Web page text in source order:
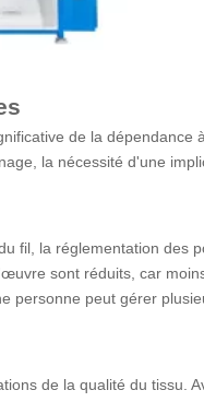
de la
la nécessité d'une
fil, la réglementation des
sont réduits, car
peut gérer
de la qualité du tissu.